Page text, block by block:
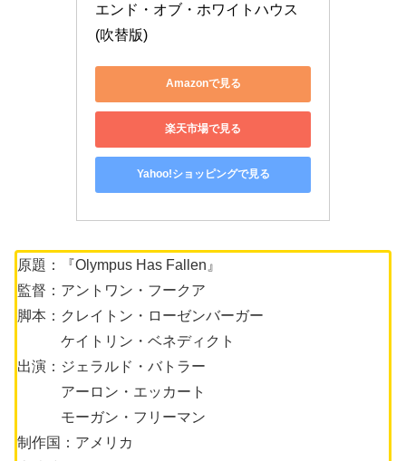
エンド・オブ・ホワイトハウス
(吹替版)
Amazonで見る
楽天市場で見る
Yahoo!ショッピングで見る
原題：『Olympus Has Fallen』
監督：アントワン・フークア
脚本：クレイトン・ローゼンバーガー
ケイトリン・ベネディクト
出演：ジェラルド・バトラー
アーロン・エッカート
モーガン・フリーマン
制作国：アメリカ